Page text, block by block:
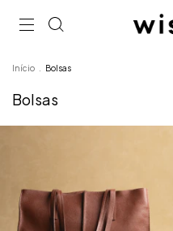
Início Bolsas
Bolsas